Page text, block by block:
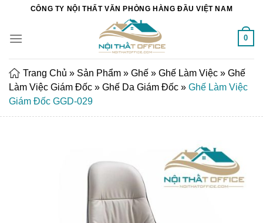
Chuyển
nội
CÔNG TY NỘI THẤT VĂN PHÒNG HÀNG ĐẦU VIỆT NAM
0
Trang Chủ » Sản Phẩm » Ghế » Ghế Làm Việc » Ghế
Làm Việc Giám Đốc » Ghế Da Giám Đốc » Ghế Làm Việc
Giám Đốc GGD-029